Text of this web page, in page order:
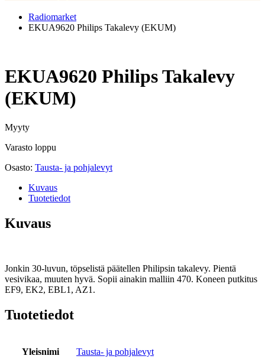
Radiomarket
EKUA9620 Philips Takalevy (EKUM)
EKUA9620 Philips Takalevy
(EKUM)
Myyty
Varasto loppu
Osasto: Tausta- ja pohjalevyt
Kuvaus
Tuotetiedot
Kuvaus
Jonkin 30-luvun, töpselistä päätellen Philipsin takalevy. Pientä
vesivikaa, muuten hyvä. Sopii ainakin malliin 470. Koneen putkitus
EF9, EK2, EBL1, AZ1.
Tuotetiedot
Yleisnimi
Tausta- ja pohjalevyt